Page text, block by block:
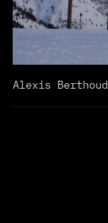
Alexis Berthoud